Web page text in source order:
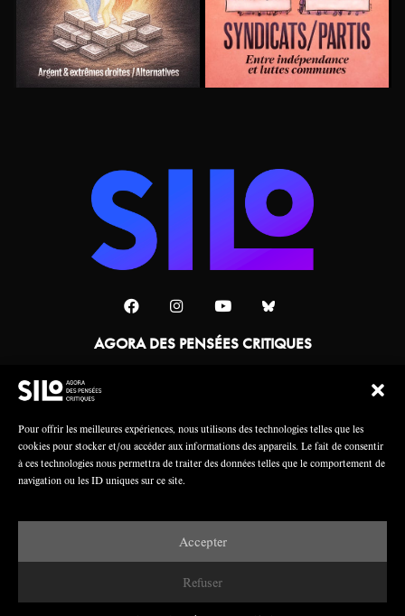
Pour offrir les meilleures expériences, nous utilisons des technologies telles que les
cookies pour stocker et/ou accéder aux informations des appareils. Le fait de consentir
à ces technologies nous permettra de traiter des données telles que le comportement de
navigation ou les ID uniques sur ce site.
Accepter
Refuser
AGORA DES PENSÉES CRITIQUES